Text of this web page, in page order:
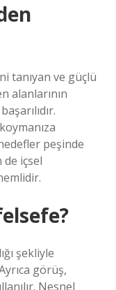
tanıyan ve güçlü
alanlarının
peşinde
içsel
şekliyle
görüş,
Nesnel